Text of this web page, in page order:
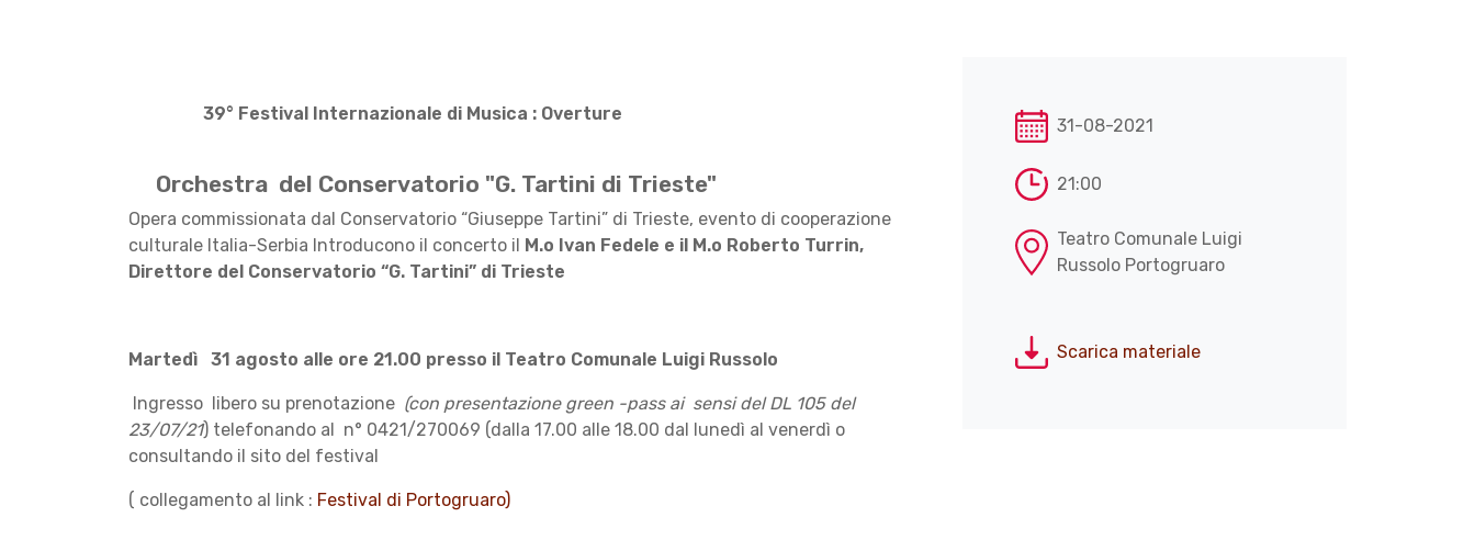
31-08-2021
21:00
Teatro Comunale Luigi
Russolo Portogruaro
Scarica materiale
39° Festival Internazionale di Musica : Overture
Orchestra del Conservatorio "G. Tartini di Trieste"
Opera commissionata dal Conservatorio “Giuseppe Tartini” di Trieste, evento di cooperazione
culturale Italia-Serbia Introducono il concerto il M.o Ivan Fedele e il M.o Roberto Turrin,
Direttore del Conservatorio “G. Tartini” di Trieste
Martedì 31 agosto alle ore 21.00 presso il Teatro Comunale Luigi Russolo
Ingresso libero su prenotazione (con presentazione green -pass ai sensi del DL 105 del
23/07/21) telefonando al n° 0421/270069 (dalla 17.00 alle 18.00 dal lunedì al venerdì o
consultando il sito del festival
( collegamento al link : Festival di Portogruaro)